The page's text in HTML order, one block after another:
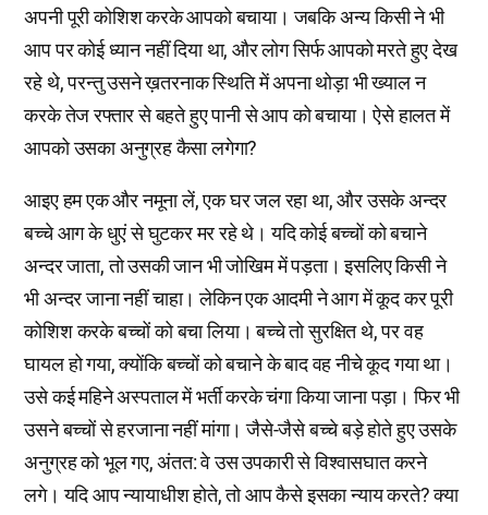
अपनी पूरी कोशिश करके आपको बचाया। जबकि अन्य किसी ने भी
आप पर कोई ध्यान नहीं दिया था, और लोग सिर्फ आपको मरते हुए देख
रहे थे, परन्तु उसने ख़तरनाक स्थिति में अपना थोड़ा भी ख्याल न
करके तेज रफ्तार से बहते हुए पानी से आप को बचाया। ऐसे हालत में
आपको उसका अनुग्रह कैसा लगेगा?
आइए हम एक और नमूना लें, एक घर जल रहा था, और उसके अन्दर
बच्चे आग के धुएं से घुटकर मर रहे थे। यदि कोई बच्चों को बचाने
अन्दर जाता, तो उसकी जान भी जोखिम में पड़ता। इसलिए किसी ने
भी अन्दर जाना नहीं चाहा। लेकिन एक आदमी ने आग में कूद कर पूरी
कोशिश करके बच्चों को बचा लिया। बच्चे तो सुरक्षित थे, पर वह
घायल हो गया, क्योंकि बच्चों को बचाने के बाद वह नीचे कूद गया था।
उसे कई महिने अस्पताल में भर्ती करके चंगा किया जाना पड़ा। फिर भी
उसने बच्चों से हरजाना नहीं मांगा। जैसे-जैसे बच्चे बड़े होते हुए उसके
अनुग्रह को भूल गए, अंतत: वे उस उपकारी से विश्वासघात करने
लगे। यदि आप न्यायाधीश होते, तो आप कैसे इसका न्याय करते? क्या